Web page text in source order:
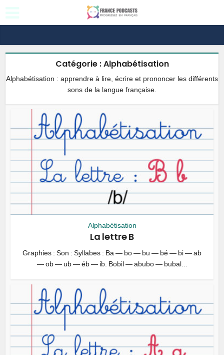
Catégorie : Alphabétisation
Alphabétisation : apprendre à lire, écrire et prononcer les différents
sons de la langue française.
Alphabétisation
La lettre B
Graphies : Son : Syllabes : Ba — bo — bu — bé — bi — ab
— ob — ub — éb — ib. Bobil — abubo — bubal...